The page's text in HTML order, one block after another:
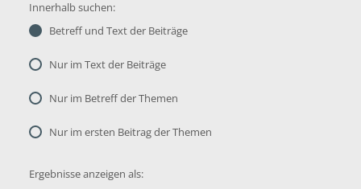
Innerhalb suchen:
Betreff und Text der Beiträge
Nur im Text der Beiträge
Nur im Betreff der Themen
Nur im ersten Beitrag der Themen
Ergebnisse anzeigen als: